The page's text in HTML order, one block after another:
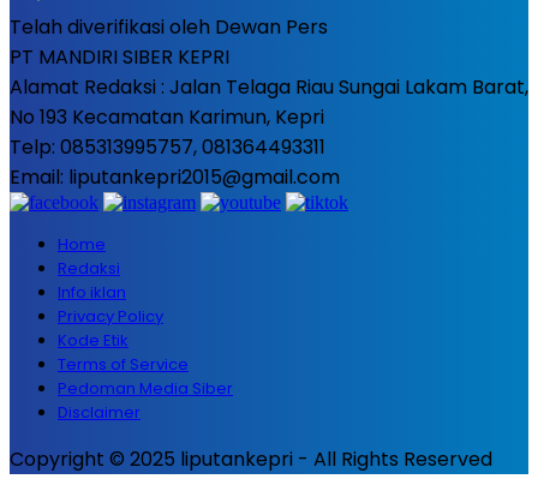
Telah diverifikasi oleh Dewan Pers
PT MANDIRI SIBER KEPRI
Alamat Redaksi : Jalan Telaga Riau Sungai Lakam Barat,
No 193 Kecamatan Karimun, Kepri
Telp: 085313995757, 081364493311
Email: liputankepri2015@gmail.com
Home
Redaksi
Info iklan
Privacy Policy
Kode Etik
Terms of Service
Pedoman Media Siber
Disclaimer
Copyright © 2025 liputankepri - All Rights Reserved